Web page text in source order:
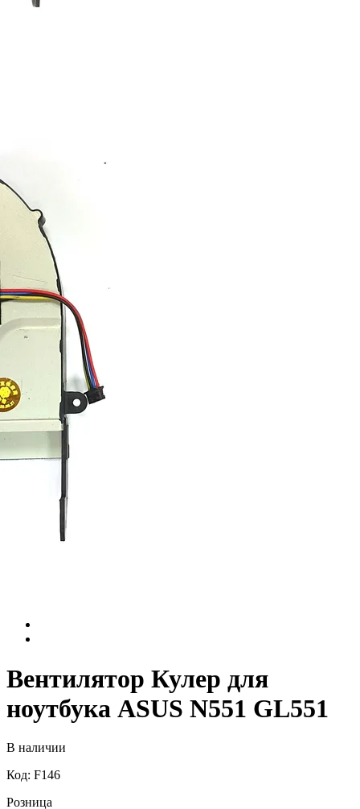
Вентилятор Кулер для
ноутбука ASUS N551 GL551
В наличии
Код: F146
Розница